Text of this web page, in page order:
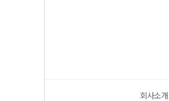
회사소개